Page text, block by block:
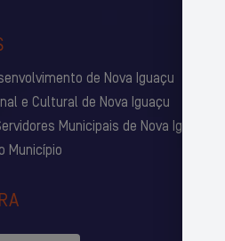
de Nova Iguaçu
e Cultural de Nova Iguaçu
Municipais de Nova Iguaçu
Município